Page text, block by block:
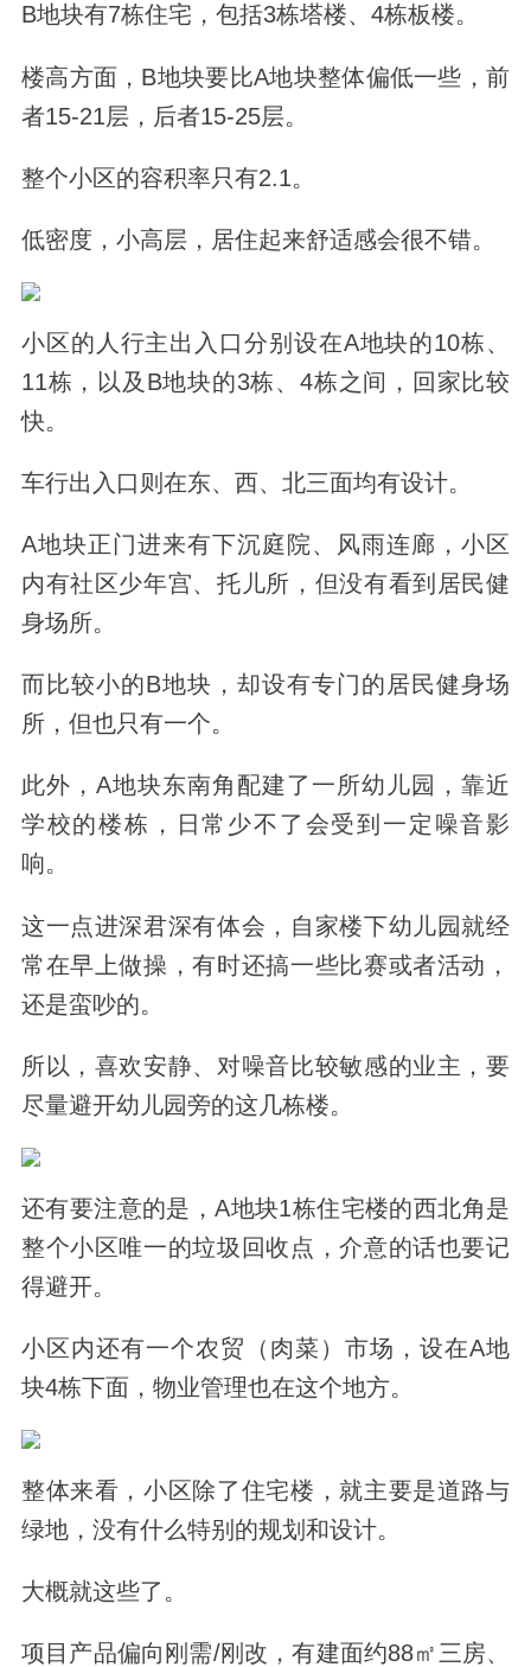
B地块有7栋住宅，包括3栋塔楼、4栋板楼。
楼高方面，B地块要比A地块整体偏低一些，前
者15-21层，后者15-25层。
整个小区的容积率只有2.1。
低密度，小高层，居住起来舒适感会很不错。
小区的人行主出入口分别设在A地块的10栋、
11栋，以及B地块的3栋、4栋之间，回家比较
快。
车行出入口则在东、西、北三面均有设计。
A地块正门进来有下沉庭院、风雨连廊，小区
内有社区少年宫、托儿所， 但没有看到居民健
身场所。
而比较小的B地块，却设有专门的居民健身场
所， 但也只有一个。
此外， A地块东南角配建了一所幼儿园，靠近
学校的楼栋，日常少不了会受到一定噪音影
响。
这一点进深君深有体会，自家楼下幼儿园就经
常在早上做操，有时还搞一些比赛或者活动，
还是蛮吵的。
所以，喜欢安静、对噪音比较敏感的业主，要
尽量避开幼儿园旁的这几栋楼。
还有要注意的是，A地块1栋住宅楼的西北角是
整个小区唯一的垃圾回收点 ，介意的话也要记
得避开。
小区内还有一个农贸（肉菜）市场 ，设在A地
块4栋下面，物业管理也在这个地方。
整体来看，小区除了住宅楼，就主要是道路与
绿地，没有什么特别的规划和设计。
大概就这些了。
项目产品偏向刚需/刚改，有建面约88㎡三房、